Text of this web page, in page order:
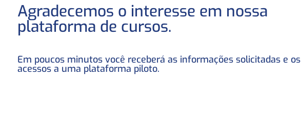
Agradecemos o interesse em nossa
plataforma de cursos.
Em poucos minutos você receberá as informações solicitadas e os
acessos a uma plataforma piloto.